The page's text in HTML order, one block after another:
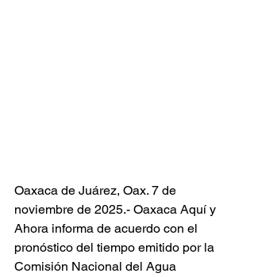
Oaxaca de Juárez, Oax. 7 de
noviembre de 2025.- Oaxaca Aquí y
Ahora informa de acuerdo con el
pronóstico del tiempo emitido por la
Comisión Nacional del Agua